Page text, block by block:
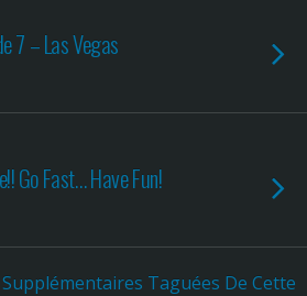
7 – Las Vegas
Go Fast… Have Fun!
Taguées De Cette